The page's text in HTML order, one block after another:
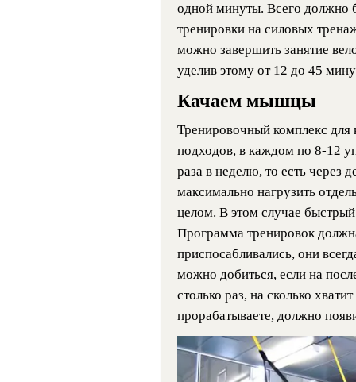
одной минуты. Всего должно
тренировки на силовых
можно завершить занятие
уделив этому от 12 до 45
Качаем мышцы
Тренировочный комплекс
подходов, в каждом по 8-12
раза в неделю, то есть через
максимально нагрузить
целом. В этом случае
Программа тренировок
приспосабливались, они
можно добиться, если на
столько раз, на сколько
прорабатываете, должно